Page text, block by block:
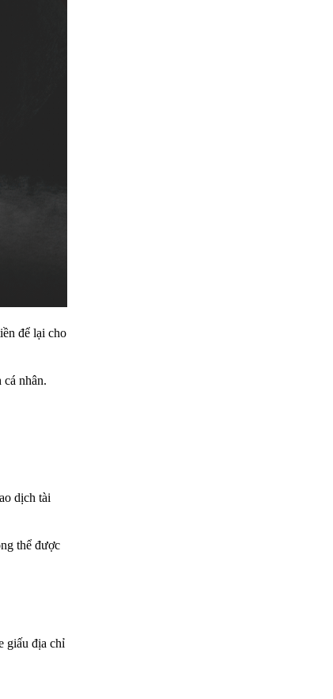
để lại cho
nhân.
dịch tài
thể được
giấu địa chỉ